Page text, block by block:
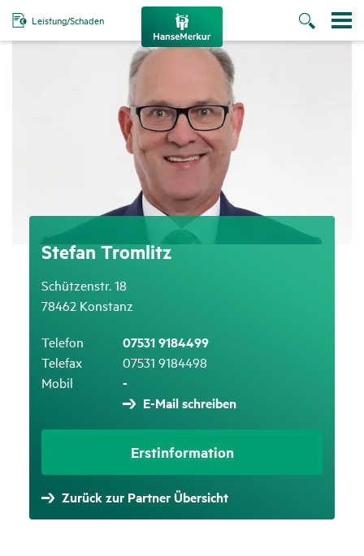
Leistung/Schaden
Stefan Trom­litz
Schützenstr. 18
78462 Konstanz
Telefon 07531 9184499
Telefax
07531 9184498
Mobil
-
E-Mail schreiben
Erstinformation
Zurück zur Partner Übersicht